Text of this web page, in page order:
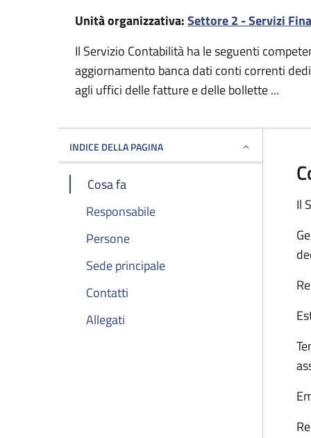
Unità organizzativa:Settore 2 - Servizi
Il Servizio Contabilità ha le seguenti
aggiornamento banca dati conti correnti
agli uffici delle fatture e delle bollette ...
INDICE DELLA PAGINA
Cosa fa
Responsabile
Persone
Sede principale
Contatti
Allegati
Il